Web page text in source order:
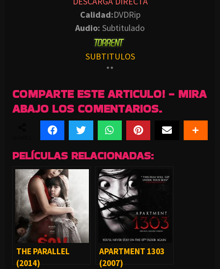
Calidad:DVDRip
Audio: Subtitulado
SUBTITULOS
**
COMPARTE ESTE ARTICULO! - MIRA
ABAJO LOS COMENTARIOS.
PELÍCULAS RELACIONADAS:
THE PARALLEL
(2014)
APARTMENT 1303
(2007)